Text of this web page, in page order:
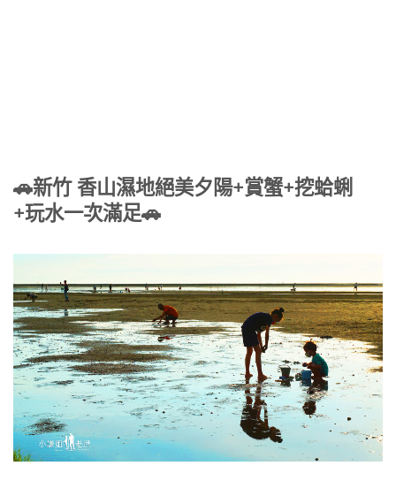
🚗新竹 香山濕地絕美夕陽+賞蟹+挖蛤蜊
+玩水一次滿足🚗